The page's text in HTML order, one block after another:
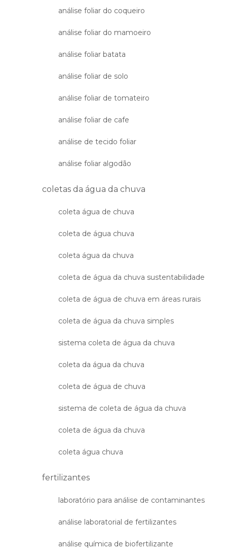
análise foliar do coqueiro
análise foliar do mamoeiro
análise foliar batata
análise foliar de solo
análise foliar de tomateiro
análise foliar de cafe
análise de tecido foliar
análise foliar algodão
coletas da água da chuva
coleta água de chuva
coleta de água chuva
coleta água da chuva
coleta de água da chuva sustentabilidade
coleta de água de chuva em áreas rurais
coleta de água da chuva simples
sistema coleta de água da chuva
coleta da água da chuva
coleta de água de chuva
sistema de coleta de água da chuva
coleta de água da chuva
coleta água chuva
fertilizantes
laboratório para análise de contaminantes
análise laboratorial de fertilizantes
análise química de biofertilizante